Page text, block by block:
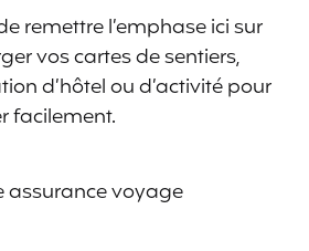
remettre l’emphase ici sur
vos cartes de sentiers,
d’hôtel ou d’activité pour
facilement.
assurance voyage